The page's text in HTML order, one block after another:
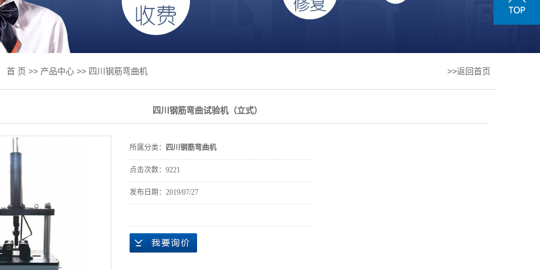
线试验机
验机
验机
验机
升级改造
标准
抗压一体
床
试验机
产品专区
>>返回首页
首 页 >> 产品中心 >> 四川钢筋弯曲机
四川钢筋弯曲试验机（立式）
所属分类： 四川钢筋弯曲机
点击次数： 9221
发布日期： 2019/07/27